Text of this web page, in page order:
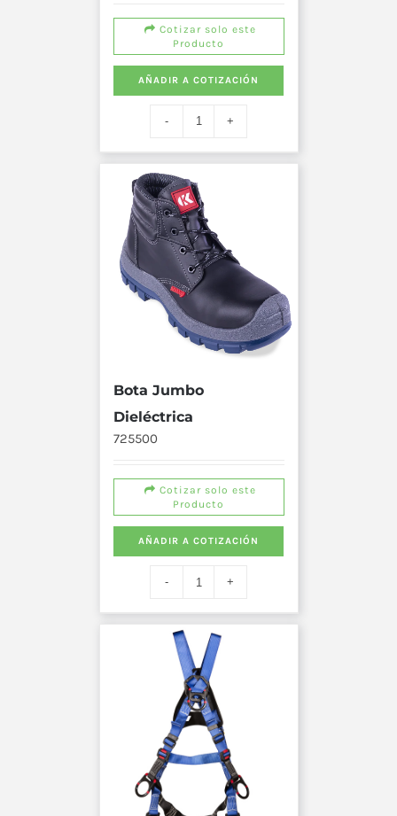
Cotizar solo este
Producto
AÑADIR A COTIZACIÓN
Bota Jumbo
Dieléctrica
725500
Cotizar solo este
Producto
AÑADIR A COTIZACIÓN